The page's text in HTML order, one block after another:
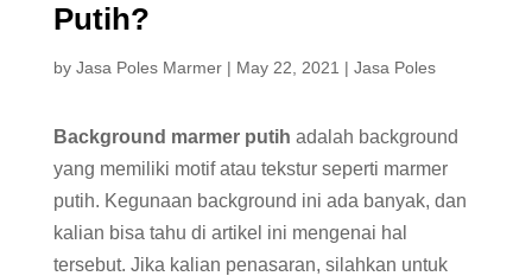
Putih?
by Jasa Poles Marmer| May 22, 2021 | Jasa Poles
Background marmer putih adalah background
yang memiliki motif atau tekstur seperti marmer
putih. Kegunaan background ini ada banyak, dan
kalian bisa tahu di artikel ini mengenai hal
tersebut. Jika kalian penasaran, silahkan untuk